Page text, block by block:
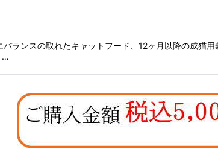
ランスの取れたキャットフード、12ヶ月以降の成猫
…